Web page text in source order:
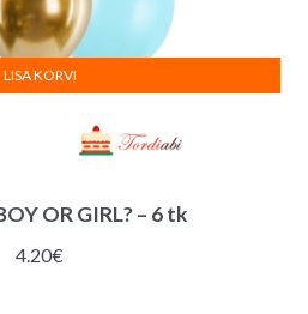
OR GIRL? – 6 tk
4.20€
LISA KORVI